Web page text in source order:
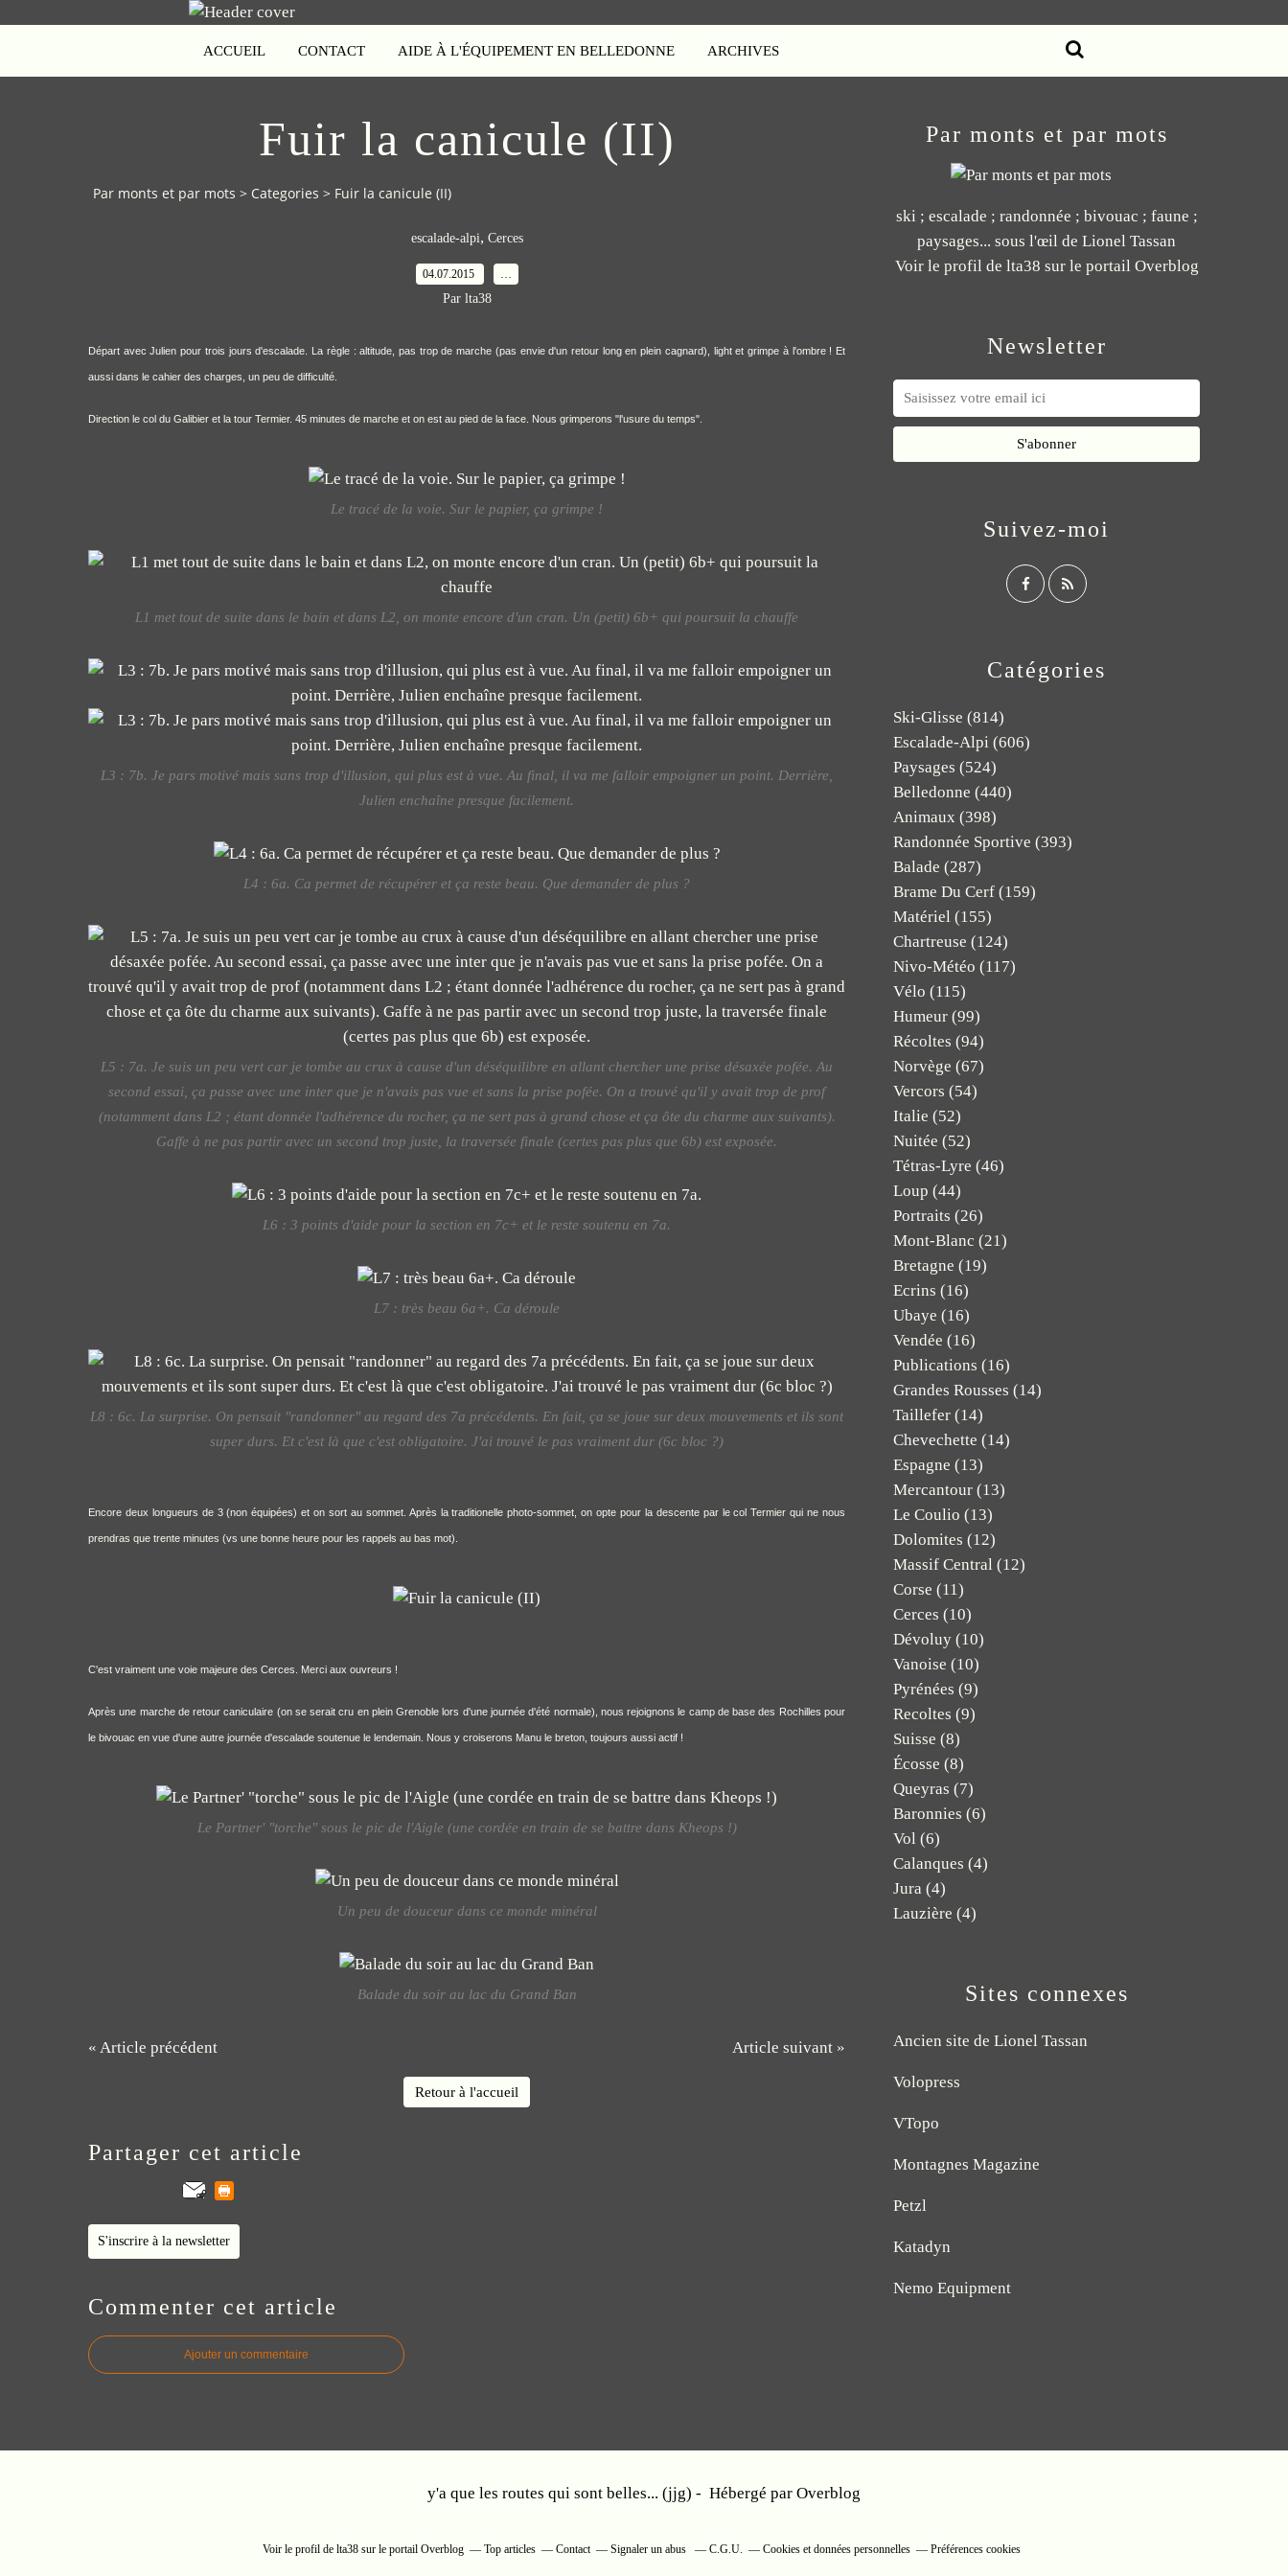
ACCUEIL CONTACT AIDE À L'ÉQUIPEMENT EN BELLEDONNE ARCHIVES
Fuir la canicule (II)
Par monts et par mots > Categories > Fuir la canicule (II)
escalade-alpi, Cerces
04.07.2015
Par lta38
Départ avec Julien pour trois jours d'escalade. La règle : altitude, pas trop de marche (pas envie d'un retour long en plein cagnard), light et grimpe à l'ombre ! Et
aussi dans le cahier des charges, un peu de difficulté.
Direction le col du Galibier et la tour Termier. 45 minutes de marche et on est au pied de la face. Nous grimperons "l'usure du temps".
Le tracé de la voie. Sur le papier, ça grimpe !
L1 met tout de suite dans le bain et dans L2, on monte encore d'un cran. Un (petit) 6b+ qui poursuit la chauffe
L3 : 7b. Je pars motivé mais sans trop d'illusion, qui plus est à vue. Au final, il va me falloir empoigner un point. Derrière,
Julien enchaîne presque facilement.
L4 : 6a. Ca permet de récupérer et ça reste beau. Que demander de plus ?
L5 : 7a. Je suis un peu vert car je tombe au crux à cause d'un déséquilibre en allant chercher une prise désaxée pofée. Au
second essai, ça passe avec une inter que je n'avais pas vue et sans la prise pofée. On a trouvé qu'il y avait trop de prof
(notamment dans L2 ; étant donnée l'adhérence du rocher, ça ne sert pas à grand chose et ça ôte du charme aux suivants).
Gaffe à ne pas partir avec un second trop juste, la traversée finale (certes pas plus que 6b) est exposée.
L6 : 3 points d'aide pour la section en 7c+ et le reste soutenu en 7a.
L7 : très beau 6a+. Ca déroule
L8 : 6c. La surprise. On pensait "randonner" au regard des 7a précédents. En fait, ça se joue sur deux mouvements et ils sont
super durs. Et c'est là que c'est obligatoire. J'ai trouvé le pas vraiment dur (6c bloc ?)
Encore deux longueurs de 3 (non équipées) et on sort au sommet. Après la traditionelle photo-sommet, on opte pour la descente par le col Termier qui ne nous
prendras que trente minutes (vs une bonne heure pour les rappels au bas mot).
C'est vraiment une voie majeure des Cerces. Merci aux ouvreurs !
Après une marche de retour caniculaire (on se serait cru en plein Grenoble lors d'une journée d'été normale), nous rejoignons le camp de base des Rochilles pour
le bivouac en vue d'une autre journée d'escalade soutenue le lendemain. Nous y croiserons Manu le breton, toujours aussi actif !
Le Partner' "torche" sous le pic de l'Aigle (une cordée en train de se battre dans Kheops !)
Un peu de douceur dans ce monde minéral
Balade du soir au lac du Grand Ban
« Article précédent Article suivant »
Retour à l'accueil
Partager cet article
S'inscrire à la newsletter
Commenter cet article
Ajouter un commentaire
Newsletter
Catégories
Ski-Glisse (814)
Escalade-Alpi (606)
Paysages (524)
Belledonne (440)
Animaux (398)
Randonnée Sportive (393)
Balade (287)
Brame Du Cerf (159)
Matériel (155)
Chartreuse (124)
Nivo-Météo (117)
Vélo (115)
Humeur (99)
Récoltes (94)
Norvège (67)
Vercors (54)
Italie (52)
Nuitée (52)
Tétras-Lyre (46)
Loup (44)
Portraits (26)
Mont-Blanc (21)
Bretagne (19)
Ecrins (16)
Ubaye (16)
Vendée (16)
Publications (16)
Grandes Rousses (14)
Taillefer (14)
Chevechette (14)
Espagne (13)
Mercantour (13)
Le Coulio (13)
Dolomites (12)
Massif Central (12)
Corse (11)
Cerces (10)
Dévoluy (10)
Vanoise (10)
Pyrénées (9)
Recoltes (9)
Suisse (8)
Écosse (8)
Queyras (7)
Baronnies (6)
Vol (6)
Calanques (4)
Jura (4)
Lauzière (4)
Par monts et par mots
ski ; escalade ; randonnée ; bivouac ; faune ;
paysages... sous l'œil de Lionel Tassan
Voir le profil de lta38 sur le portail Overblog
Suivez-moi
Sites connexes
Ancien site de Lionel Tassan
Volopress
VTopo
Montagnes Magazine
Petzl
Katadyn
Nemo Equipment
y'a que les routes qui sont belles... (jjg) - Hébergé par Overblog
Voir le profil de lta38sur le portail Overblog Top articles Contact Signaler un abus C.G.U. Cookies et données personnelles Préférences cookies